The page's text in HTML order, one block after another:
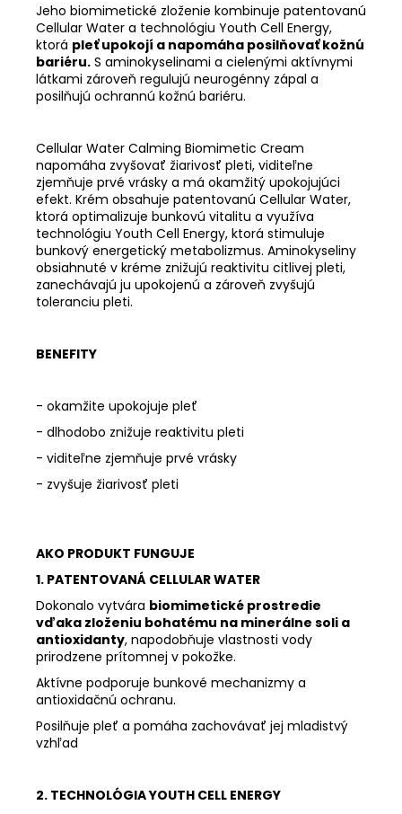
Jeho biomimetické zloženie kombinuje patentovanú
Cellular Water a technológiu Youth Cell Energy,
ktorá pleť upokojí a napomáha posilňovať kožnú
bariéru. S aminokyselinami a cielenými aktívnymi
látkami zároveň regulujú neurogénny zápal a
posilňujú ochrannú kožnú bariéru.
Cellular Water Calming Biomimetic Cream
napomáha zvyšovať žiarivosť pleti, viditeľne
zjemňuje prvé vrásky a má okamžitý upokojujúci
efekt. Krém obsahuje patentovanú Cellular Water,
ktorá optimalizuje bunkovú vitalitu a využíva
technológiu Youth Cell Energy, ktorá stimuluje
bunkový energetický metabolizmus. Aminokyseliny
obsiahnuté v kréme znižujú reaktivitu citlivej pleti,
zanechávajú ju upokojenú a zároveň zvyšujú
toleranciu pleti.
BENEFITY
- okamžite upokojuje pleť
- dlhodobo znižuje reaktivitu pleti
- viditeľne zjemňuje prvé vrásky
- zvyšuje žiarivosť pleti
AKO PRODUKT FUNGUJE
1. PATENTOVANÁ CELLULAR WATER
Dokonalo vytvára biomimetické prostredie
vďaka zloženiu bohatému na minerálne soli a
antioxidanty, napodobňuje vlastnosti vody
prirodzene prítomnej v pokožke.
Aktívne podporuje bunkové mechanizmy a
antioxidačnú ochranu.
Posilňuje pleť a pomáha zachovávať jej mladistvý
vzhľad
2. TECHNOLÓGIA YOUTH CELL ENERGY